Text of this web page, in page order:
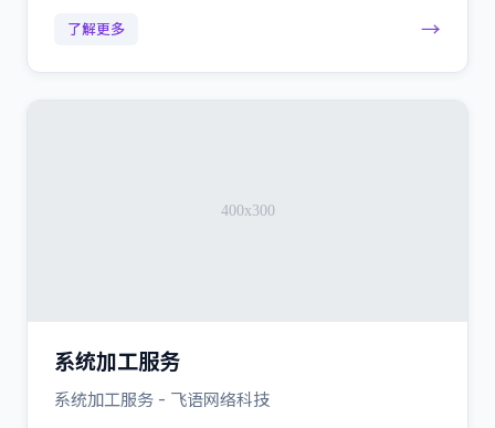
了解更多 →
系统加工服务
系统加工服务 - 飞语网络科技